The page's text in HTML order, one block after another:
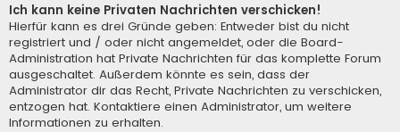
Ich kann keine Privaten Nachrichten verschicken!
Hierfür kann es drei Gründe geben: Entweder bist du nicht
registriert und / oder nicht angemeldet, oder die Board-
Administration hat Private Nachrichten für das komplette Forum
ausgeschaltet. Außerdem könnte es sein, dass der
Administrator dir das Recht, Private Nachrichten zu verschicken,
entzogen hat. Kontaktiere einen Administrator, um weitere
Informationen zu erhalten.